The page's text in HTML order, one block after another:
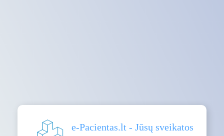
e-Pacientas.lt - Jūsų sveikatos